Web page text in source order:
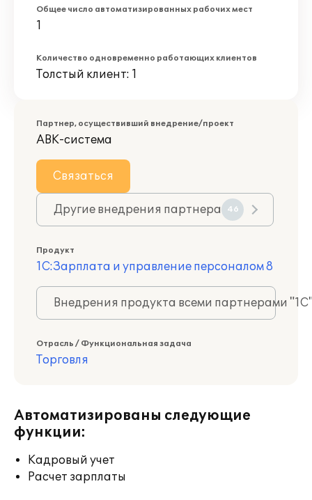
Общее число автоматизированных рабочих мест
1
Количество одновременно работающих клиентов
Толстый клиент: 1
Партнер, осуществивший внедрение/проект
АВК-система
Связаться
Другие внедрения партнера 46
Продукт
1С:Зарплата и управление персоналом 8
Внедрения продукта всеми партнерами
Отрасль / Функциональная задача
Торговля
Автоматизированы следующие
функции:
Кадровый учет
Расчет зарплаты